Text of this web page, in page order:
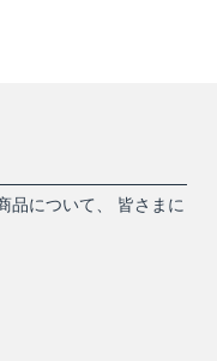
品について、 皆さまに